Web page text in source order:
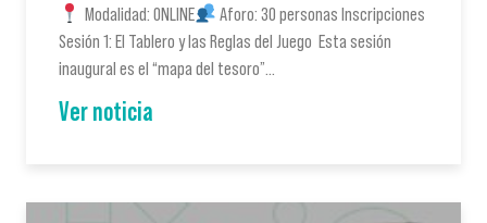
Modalidad: ONLINE
Aforo: 30 personas Inscripciones
Sesión 1: El Tablero y las Reglas del Juego Esta sesión
inaugural es el “mapa del tesoro”…
Ver noticia